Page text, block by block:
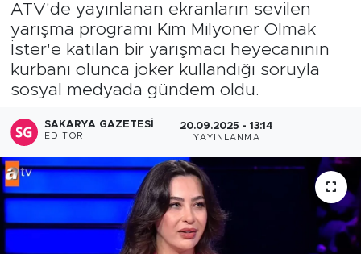
ATV'de yayınlanan ekranların sevilen
yarışma programı Kim Milyoner Olmak
İster'e katılan bir yarışmacı heyecanının
kurbanı olunca joker kullandığı soruyla
sosyal medyada gündem oldu.
SAKARYA GAZETESI
EDITÖR
20.09.2025 - 13:14
YAYINLANMA
Eskişehirspor
Spor
Sağlık
Kültür Sanat
Resmi İlanlar
Süper Lig Puan Durumu ve Fikstür
Tüm Manşetler
Son Dakika Haberleri
Haber Arşivi